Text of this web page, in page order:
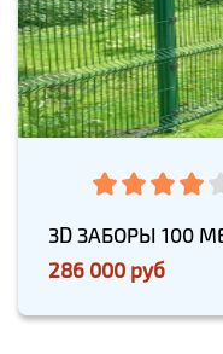
3D ЗАБОРЫ 100
286 000 руб